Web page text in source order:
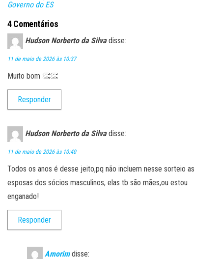
Governo do ES
4 Comentários
Hudson Norberto da Silva disse:
11 de maio de 2026 às 10:37
Muito bom 👏👏
Responder
Hudson Norberto da Silva disse:
11 de maio de 2026 às 10:40
Todos os anos é desse jeito,pq não incluem nesse sorteio as
esposas dos sócios masculinos, elas tb são mães,ou estou
enganado!
Responder
Amorim disse: